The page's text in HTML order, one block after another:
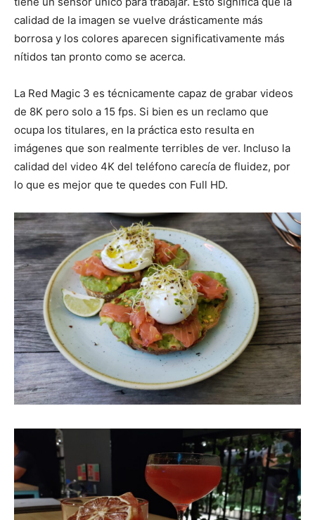
calidad de la imagen se vuelve drásticamente más
borrosa y los colores aparecen significativamente más
nítidos tan pronto como se acerca.
La Red Magic 3 es técnicamente capaz de grabar videos
de 8K pero solo a 15 fps. Si bien es un reclamo que
ocupa los titulares, en la práctica esto resulta en
imágenes que son realmente terribles de ver. Incluso la
calidad del video 4K del teléfono carecía de fluidez, por
lo que es mejor que te quedes con Full HD.